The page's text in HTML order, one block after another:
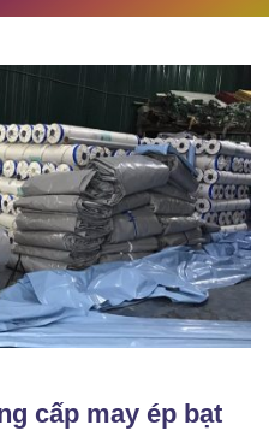
cấp may ép bạt